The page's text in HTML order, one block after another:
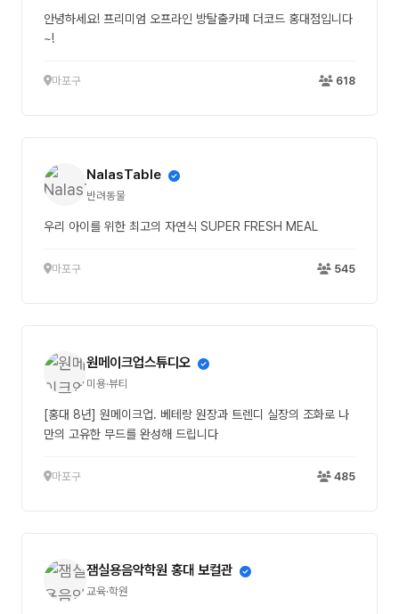
안녕하세요! 프리미엄 오프라인 방탈출카페 더코드 홍대점입니다
~!
마포구 618
NalasTable
반려동물
우리 아이를 위한 최고의 자연식 SUPER FRESH MEAL
마포구 545
원메이크업스튜디오
미용·뷰티
[홍대 8년] 원메이크업. 베테랑 원장과 트렌디 실장의 조화로 나
만의 고유한 무드를 완성해 드립니다
마포구 485
잼실용음악학원 홍대 보컬관
교육·학원